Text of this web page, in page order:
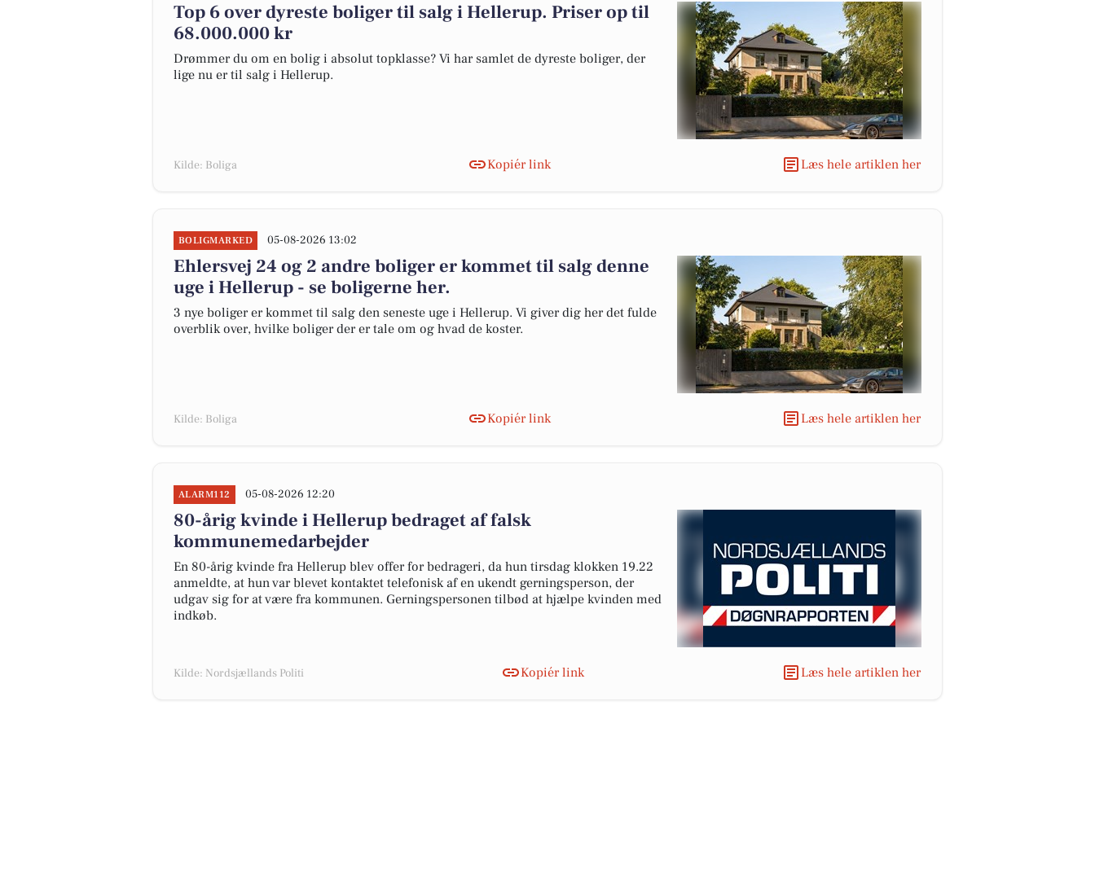
Top 6 over dyreste boliger til salg i Hellerup. Priser op til
68.000.000 kr
Drømmer du om en bolig i absolut topklasse? Vi har samlet de dyreste boliger, der
lige nu er til salg i Hellerup.
Kilde: Boliga Kopiér link Læs hele artiklen her
BOLIGMARKED 05-08-2026 13:02
Ehlersvej 24 og 2 andre boliger er kommet til salg denne
uge i Hellerup - se boligerne her.
3 nye boliger er kommet til salg den seneste uge i Hellerup. Vi giver dig her det fulde
overblik over, hvilke boliger der er tale om og hvad de koster.
Kilde: Boliga Kopiér link Læs hele artiklen her
ALARM112 05-08-2026 12:20
80-årig kvinde i Hellerup bedraget af falsk
kommunemedarbejder
En 80-årig kvinde fra Hellerup blev offer for bedrageri, da hun tirsdag klokken 19.22
anmeldte, at hun var blevet kontaktet telefonisk af en ukendt gerningsperson, der
udgav sig for at være fra kommunen. Gerningspersonen tilbød at hjælpe kvinden med
indkøb.
Kilde: Nordsjællands Politi Kopiér link Læs hele artiklen her